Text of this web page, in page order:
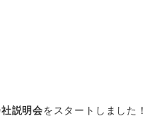
説明会をスタートしました！